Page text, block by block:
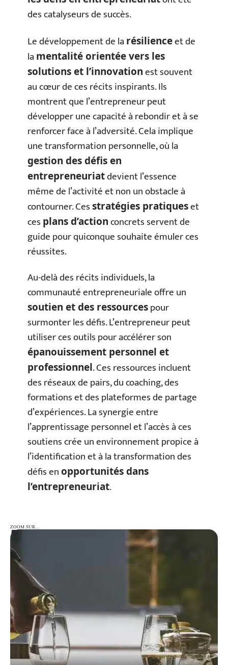
des catalyseurs de succès.
Le développement de larésilienceet de
lamentalité orientée vers les
solutions et l’innovationest souvent
au cœur de ces récits inspirants. Ils
montrent que l’entrepreneur peut
développer une capacité à rebondir et à se
renforcer face à l’adversité. Cela implique
une transformation personnelle, où la
gestion des défis en
entrepreneuriatdevient l’essence
même de l’activité et non un obstacle à
contourner. Cesstratégies pratiqueset
ces plans d’actionconcrets servent de
guide pour quiconque souhaite émuler ces
réussites.
Au-delà des récits individuels, la
communauté entrepreneuriale offre un
soutien et des ressourcespour
surmonter les défis. L’entrepreneur peut
utiliser ces outils pour accélérer son
épanouissement personnel et
professionnel. Ces ressources incluent
des réseaux de pairs, du coaching, des
formations et des plateformes de partage
d’expériences. La synergie entre
l’apprentissage personnel et l’accès à ces
soutiens crée un environnement propice à
l’identification et à la transformation des
défis enopportunités dans
l’entrepreneuriat.
ZOOM SUR…
ZOOM SUR…